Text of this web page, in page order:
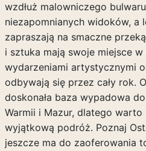
wzdłuż malowniczego
niezapomnianych widoków, a
zapraszają na smaczne
i sztuka mają swoje miejsce
wydarzeniami artystycznymi
odbywają się przez cały rok.
doskonała baza wypadowa
Warmii i Mazur, dlatego
wyjątkową podróż. Poznaj
jeszcze ma do zaoferowania